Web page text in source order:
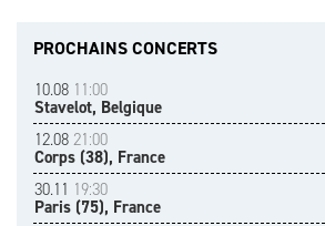
PROCHAINS CONCERTS
10.08 11:00
Stavelot, Belgique
12.08 21:00
Corps (38), France
30.11 19:30
Paris (75), France